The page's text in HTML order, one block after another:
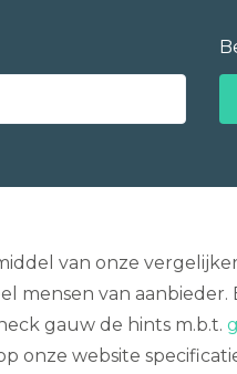
van onze
van aanbieder.
gauw de hints m.b.t.
onze website